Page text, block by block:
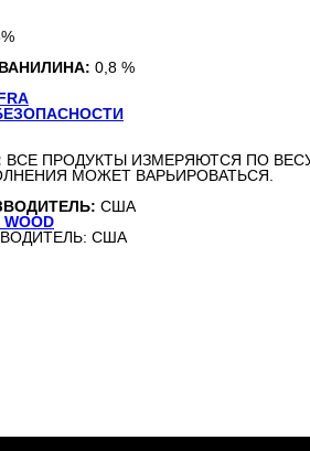
0,8 %
ВСЕ ПРОДУКТЫ ИЗМЕРЯЮТСЯ ПО
МОЖЕТ ВАРЬИРОВАТЬСЯ.
США
WOOD
США